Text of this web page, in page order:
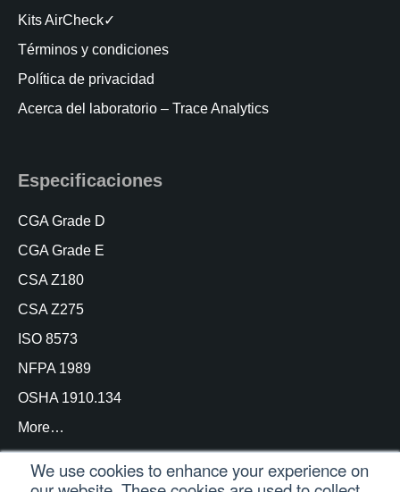
We use cookies to enhance your experience on
Kits AirCheck✓
Términos y condiciones
Política de privacidad
Acerca del laboratorio – Trace Analytics
Especificaciones
CGA Grade D
CGA Grade E
CSA Z180
CSA Z275
ISO 8573
NFPA 1989
OSHA 1910.134
More…